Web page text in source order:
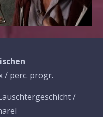
/ perc. progr.
/